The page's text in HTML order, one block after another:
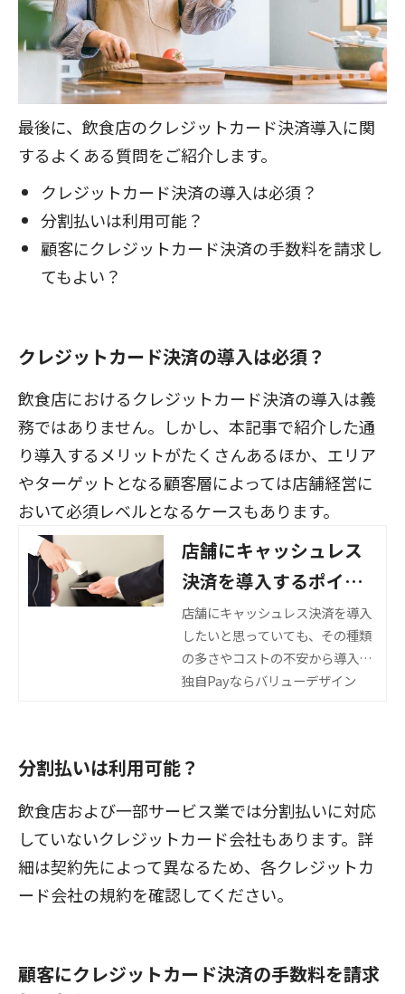
最後に、飲食店のクレジットカード決済導入に関
するよくある質問をご紹介します。
クレジットカード決済の導入は必須？
分割払いは利用可能？
顧客にクレジットカード決済の手数料を請求し
てもよい？
クレジットカード決済の導入は必須？
飲食店におけるクレジットカード決済の導入は義
務ではありません。しかし、本記事で紹介した通
り導入するメリットがたくさんあるほか、エリア
やターゲットとなる顧客層によっては店舗経営に
おいて必須レベルとなるケースもあります。
店舗にキャッシュレス
決済を導入するポイン
トやメリットとデメリ
ットを解説
店舗にキャッシュレス決済を導入
したいと思っていても、その種類
の多さやコストの不安から導入に
踏み切れない事業者の方も多いの
メリット、導入のポイントを紹介
入を迷っている方や、取扱う種類
を見直したい方は、この記事を参
考に検討してみてください。
独自Payならバリューデザイン
分割払いは利用可能？
飲食店および一部サービス業では分割払いに対応
していないクレジットカード会社もあります。詳
細は契約先によって異なるため、各クレジットカ
ード会社の規約を確認してください。
顧客にクレジットカード決済の手数料を請求